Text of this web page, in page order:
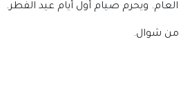
ويحرم صيام أول أيام عيد الفطر.
من شوال.